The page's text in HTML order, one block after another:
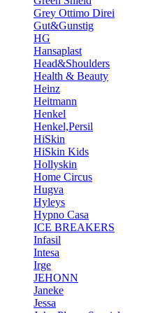
Grey Ottimo Direi
Gut&Gunstig
HG
Hansaplast
Head&Shoulders
Health & Beauty
Heinz
Heitmann
Henkel
Henkel,Persil
HiSkin
HiSkin Kids
Hollyskin
Home Circus
Hugva
Hyleys
Hypno Casa
ICE BREAKERS
Infasil
Intesa
Irge
JEHONN
Janeke
Jessa